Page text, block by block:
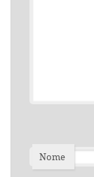
Nome